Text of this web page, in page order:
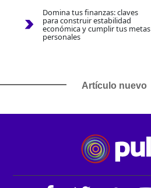
Domina tus finanzas: claves
para construir estabilidad
económica y cumplir tus metas
personales
Artículo nuevo